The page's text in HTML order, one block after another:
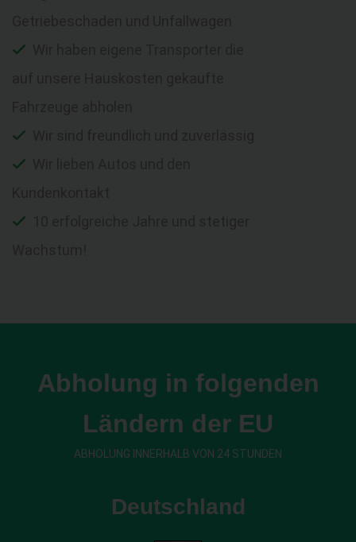
Abholung in folgenden
Ländern der EU
ABHOLUNG INNERHALB VON 24 STUNDEN
Deutschland